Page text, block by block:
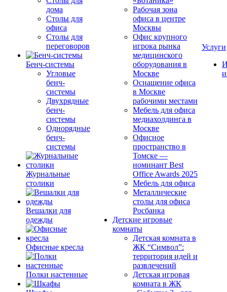
дома
Столы для
офиса
Столы для
переговоров
Бенч-системы
Угловые
бенч-
системы
Двухрядные
бенч-
системы
Однорядные
бенч-
системы
Журнальные
столики
Вешалки для
одежды
Офисные кресла
Полки настенные
Рабочая зона
офиса в центре
Москвы
Офис крупного
игрока рынка
медицинского
оборудования в
Москве
Оснащение офиса
в Москве
рабочими местами
Мебель для офиса
медиахолдинга в
Москве
Офисное
пространство в
Томске —
номинант Best
Office Awards 2025
Мебель для офиса
Металлические
столы для офиса
Росбанка
Детские игровые
комнаты
Детская комната в
ЖК “Символ”:
территория идей и
развлечений
Детская игровая
комната в ЖК
Услуги